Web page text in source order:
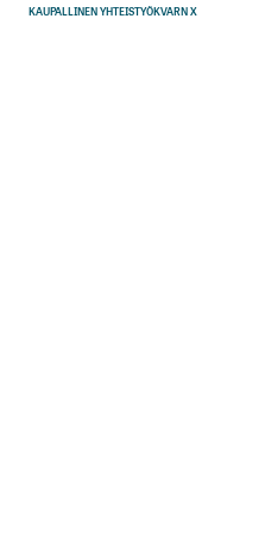
KAUPALLINEN YHTEISTYÖKVARN X